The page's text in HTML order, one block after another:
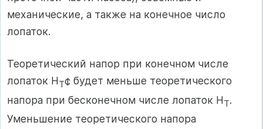
механические, а также на конечное число
лопаток.
Теоретический напор при конечном числе
лопаток HT¢ будет меньше теоретического
напора при бесконечном числе лопаток НT.
Уменьшение теоретического напора